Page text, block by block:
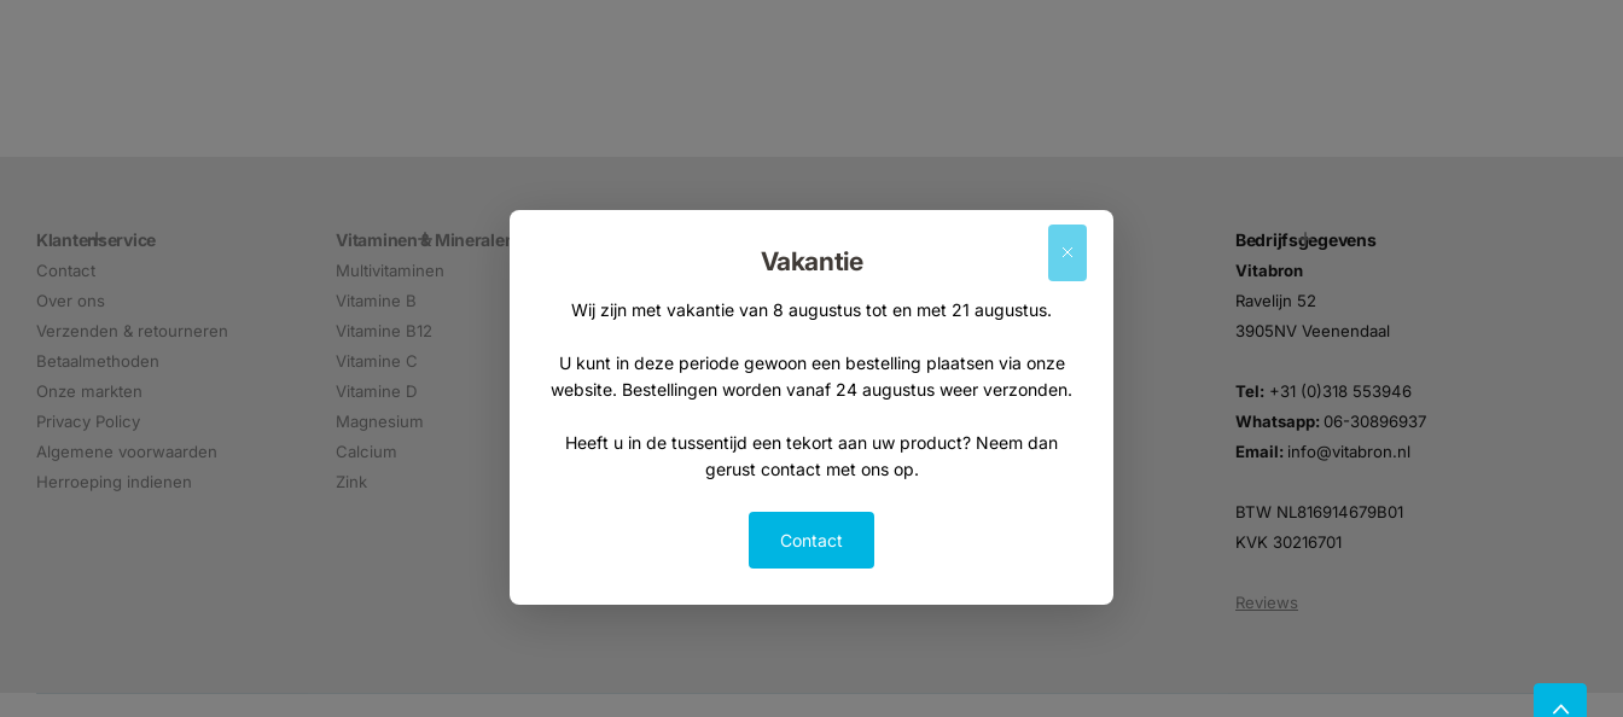
Vakantie
Wij zijn met vakantie van 8 augustus tot en met 21 augustus.
U kunt in deze periode gewoon een bestelling plaatsen via onze
website. Bestellingen worden vanaf 24 augustus weer verzonden.
Heeft u in de tussentijd een tekort aan uw product? Neem dan
gerust contact met ons op.
Contact
Klantenservice
Contact
Over ons
Verzenden & retourneren
Betaalmethoden
Onze markten
Privacy Policy
Algemene voorwaarden
Herroeping indienen
Vitaminen & Mineralen
Multivitaminen
Vitamine B
Vitamine B12
Vitamine C
Vitamine D
Magnesium
Calcium
Zink
Kruiden & planten
Vetzuren
Visolie
Curcuma
Kruiden, specerijen
Bedrijfsgegevens
Vitabron
Ravelijn 52
3905NV Veenendaal
Tel: +31 (0)318 553946
Whatsapp: 06-30896937
Email: info@vitabron.nl
BTW NL816914679B01
KVK 30216701
Reviews